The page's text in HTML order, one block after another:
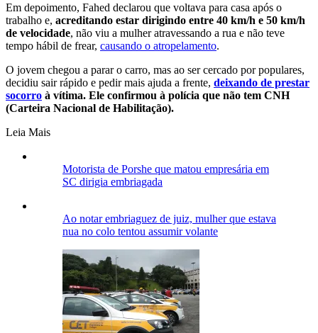
Em depoimento, Fahed declarou que voltava para casa após o
trabalho e, acreditando estar dirigindo entre 40 km/h e 50 km/h
de velocidade, não viu a mulher atravessando a rua e não teve
tempo hábil de frear, causando o atropelamento.
O jovem chegou a parar o carro, mas ao ser cercado por populares,
decidiu sair rápido e pedir mais ajuda a frente, deixando de prestar
socorro à vítima. Ele confirmou à polícia que não tem CNH
(Carteira Nacional de Habilitação).
Leia Mais
Motorista de Porshe que matou empresária em
SC dirigia embriagada
Ao notar embriaguez de juiz, mulher que estava
nua no colo tentou assumir volante